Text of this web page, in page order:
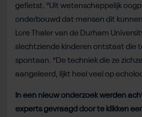
gefietst. “Uit wetenschappelijk
onderbouwd dat mensen dit
Lore Thaler van de Durham
slechtziende kinderen ontstaat die
spontaan. “De techniek die ze
aangeleerd, lijkt heel veel op
In een nieuw onderzoek werden
experts gevraagd door te klikken